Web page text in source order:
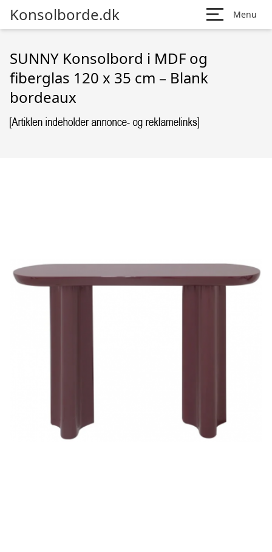
Konsolborde.dk Menu
SUNNY Konsolbord i MDF og
fiberglas 120 x 35 cm – Blank
bordeaux